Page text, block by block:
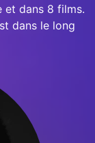
et dans 8 films.
dans le long